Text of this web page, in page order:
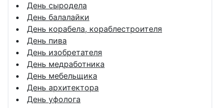
День сыродела
День балалайки
День корабела, кораблестроителя
День пива
День изобретателя
День медработника
День мебельщика
День архитектора
День уфолога